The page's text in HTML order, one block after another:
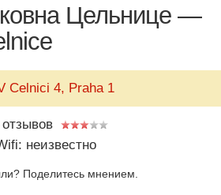
Цельнице —
Celnici 4, Praha 1
неизвестно
Поделитесь мнением.